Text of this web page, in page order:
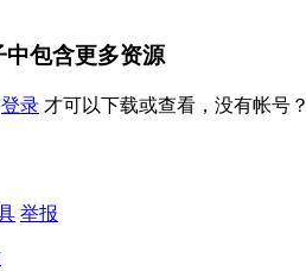
中包含更多资源
登录 才可以下载或查看，没有帐号？
举报